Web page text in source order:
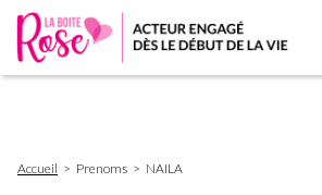
d'Ariane
Accueil Prenoms NAILA